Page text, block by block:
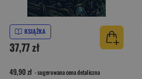
KSIĄŻKA
37,77 zł
49,90 zł - sugerowana cena detaliczna